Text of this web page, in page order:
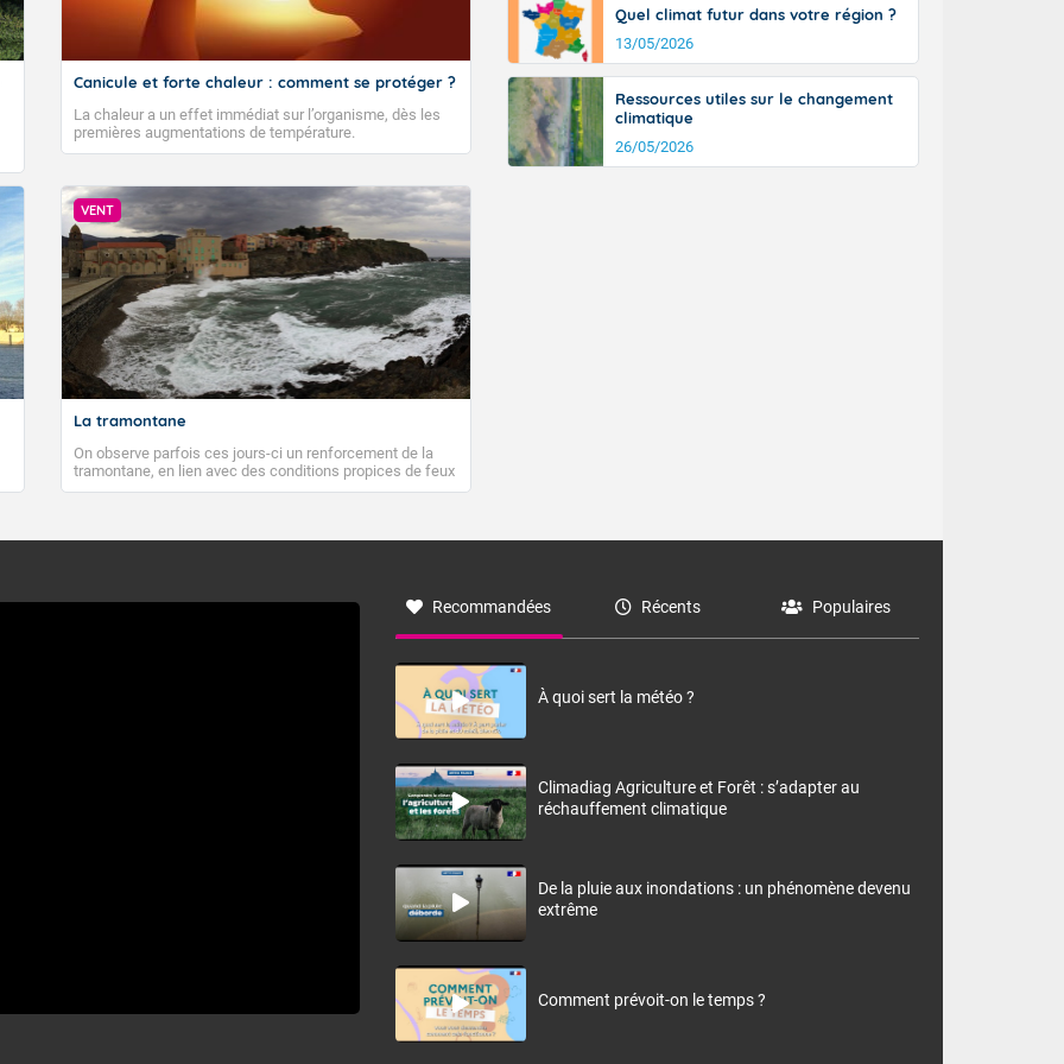
Canicule et forte chaleur : comment se protéger ?
La chaleur a un effet immédiat sur l’organisme, dès les
premières augmentations de température.
VENT
La tramontane
On observe parfois ces jours-ci un renforcement de la
tramontane, en lien avec des conditions propices de feux
de forêt. Mais qu'est-ce que la tramontane ? Quelles sont
à nord-ouest, dans un secteur qui part du Roussillon à la
monts, en allusion aux régions montagneuses d’où
Quel climat futur dans votre région ?
13/05/2026
Ressources utiles sur le changement
climatique
26/05/2026
Recommandées Récents Populaires
À quoi sert la météo ?
Climadiag Agriculture et Forêt : s’adapter au
réchauffement climatique
De la pluie aux inondations : un phénomène devenu
extrême
Comment prévoit-on le temps ?